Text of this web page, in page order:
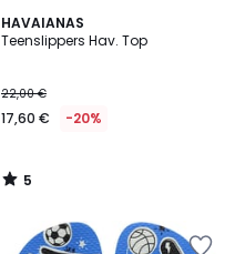
HAVAIANAS
Teenslippers Hav. Top
22,00 €
17,60 € -20%
5
/
5
/